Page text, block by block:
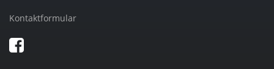
Kontaktformular